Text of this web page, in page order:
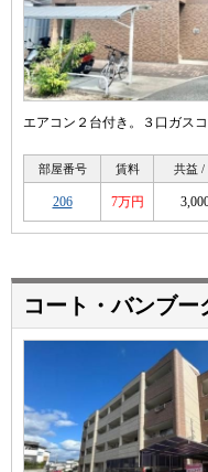
エアコン２台付き。３口ガス
部屋番号 賃料 共益 /
206 7万円
コート・バンブー